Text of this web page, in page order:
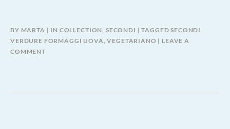
BY MARTA IN COLLECTION, SECONDI TAGGEDSECONDI
VERDURE FORMAGGI UOVA,VEGETARIANO
LEAVE A
COMMENT